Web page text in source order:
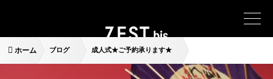
ホーム ブログ 成人式★ご予約承ります★